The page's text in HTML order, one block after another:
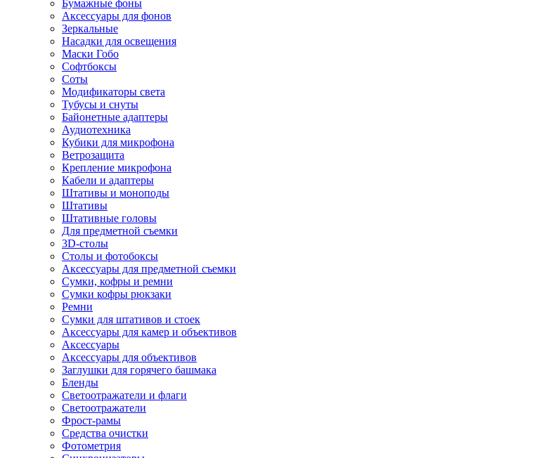
Бумажные фоны
Аксессуары для фонов
Зеркальные
Насадки для освещения
Маски Гобо
Софтбоксы
Соты
Модификаторы света
Тубусы и снуты
Байонетные адаптеры
Аудиотехника
Кубики для микрофона
Ветрозащита
Крепление микрофона
Кабели и адаптеры
Штативы и моноподы
Штативы
Штативные головы
Для предметной съемки
3D-столы
Столы и фотобоксы
Аксессуары для предметной съемки
Сумки, кофры и ремни
Сумки кофры рюкзаки
Ремни
Сумки для штативов и стоек
Аксессуары для камер и объективов
Аксессуары
Аксессуары для объективов
Заглушки для горячего башмака
Бленды
Светоотражатели и флаги
Светоотражатели
Фрост-рамы
Средства очистки
Фотометрия